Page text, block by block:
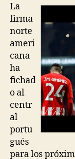
La
firma
norte
ameri
cana
ha
fichad
o al
centr
al
portu
gués
para los